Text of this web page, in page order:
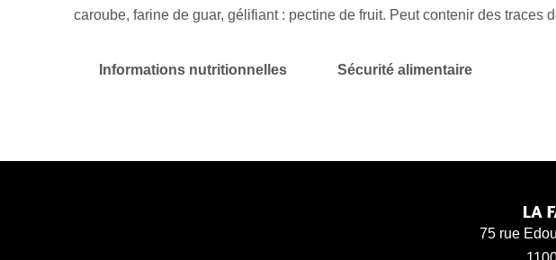
caroube, farine de guar, gélifiant : pectine de fruit. Peut contenir des
Informations nutritionnelles Sécurité alimentaire
75 rue